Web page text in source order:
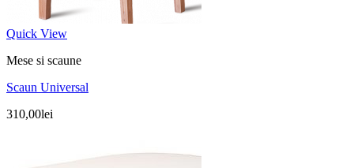
Quick View
Mese si scaune
Scaun Universal
310,00lei